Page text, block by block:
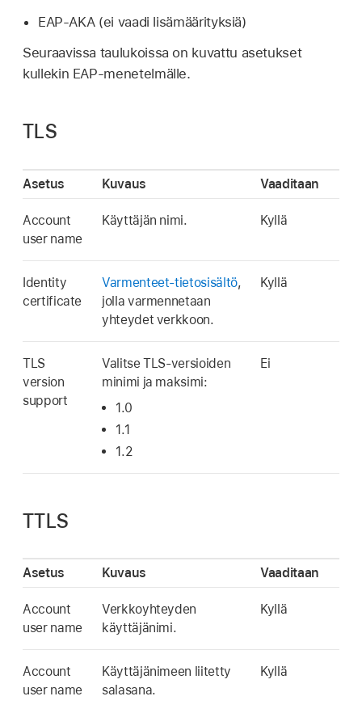
EAP-AKA (ei vaadi lisämäärityksiä)
Seuraavissa taulukoissa on kuvattu asetukset
kullekin EAP-menetelmälle.
TLS
Asetus Kuvaus Vaaditaan
Account
user name
Käyttäjän nimi. Kyllä
Identity
certificate
Varmenteet-tietosisältö,
jolla varmennetaan
yhteydet verkkoon.
Kyllä
TLS
version
support
Valitse TLS-versioiden
minimi ja maksimi:
1.0
1.1
1.2
Ei
TTLS
Asetus Kuvaus Vaaditaan
Account
user name
Verkkoyhteyden
käyttäjänimi.
Kyllä
Account
user name
Käyttäjänimeen liitetty
salasana.
Kyllä